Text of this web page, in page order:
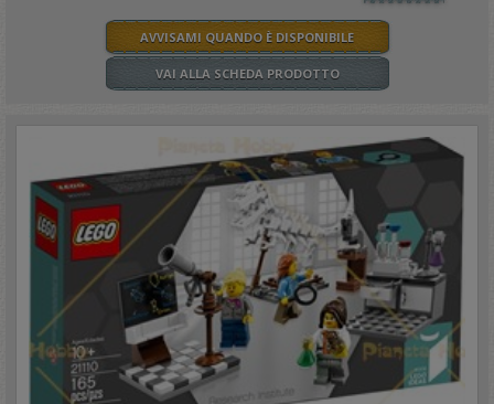
AVVISAMI QUANDO È DISPONIBILE
VAI ALLA SCHEDA PRODOTTO